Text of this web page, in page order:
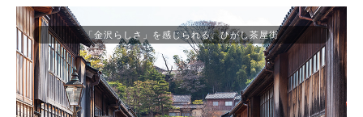
「金沢らしさ」を感じられる、ひがし茶屋街